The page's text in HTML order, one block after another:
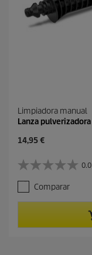
Limpiadora manual
Lanza pulverizadora
P
e
c
i
o
a
t
14,95 €
0.0
0
.
0
d
Comparar